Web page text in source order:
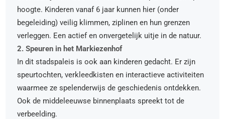
hoogte. Kinderen vanaf 6 jaar kunnen hier (onder
begeleiding) veilig klimmen, ziplinen en hun grenzen
verleggen. Een actief en onvergetelijk uitje in de natuur.
2. Speuren in het Markiezenhof
In dit stadspaleis is ook aan kinderen gedacht. Er zijn
speurtochten, verkleedkisten en interactieve activiteiten
waarmee ze spelenderwijs de geschiedenis ontdekken.
Ook de middeleeuwse binnenplaats spreekt tot de
verbeelding.